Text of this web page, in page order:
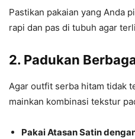
Pastikan pakaian yang Anda
rapi dan pas di tubuh agar
2. Padukan
Agar outfit serba hitam tidak
mainkan kombinasi tekstur
Pakai Atasan Satin